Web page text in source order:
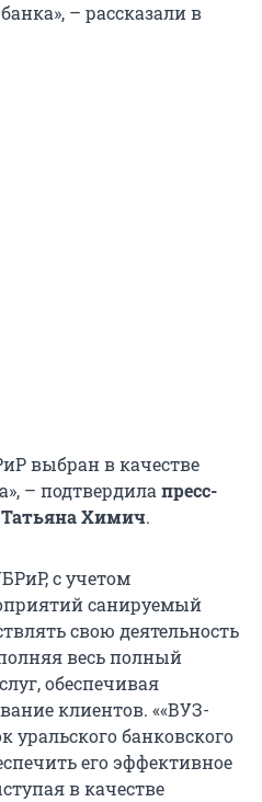
– рассказали в
выбран в качестве
– подтвердила пресс-
Татьяна Химич.
с учетом
санируемый
свою деятельность
весь полный
обеспечивая
клиентов. ««ВУЗ-
банковского
его эффективное
в качестве